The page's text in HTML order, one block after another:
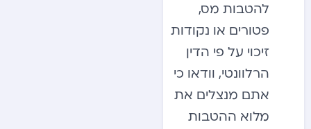
להטבות מס,
פטורים או נקודות
זיכוי על פי הדין
הרלוונטי, וודאו כי
אתם מנצלים את
מלוא ההטבות